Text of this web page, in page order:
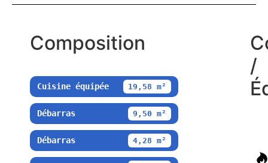
Composition
Cuisine équipée 19,58 m²
Débarras 9,50 m²
Débarras 4,28 m²
/